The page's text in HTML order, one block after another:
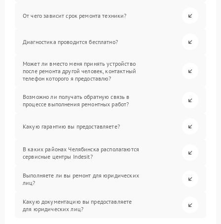
От чего зависит срок ремонта техники?
Диагностика проводится бесплатно?
Может ли вместо меня принять устройство
после ремонта другой человек, контактный
телефон которого я предоставлю?
Возможно ли получать обратную связь в
процессе выполнения ремонтных работ?
Какую гарантию вы предоставляете?
В каких районах Челябинска располагаются
сервисные центры Indesit?
Выполняете ли вы ремонт для юридических
лиц?
Какую документацию вы предоставляете
для юридических лиц?